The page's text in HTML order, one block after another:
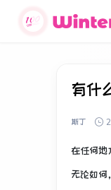
有什
斯丁
在任何地
无论如何